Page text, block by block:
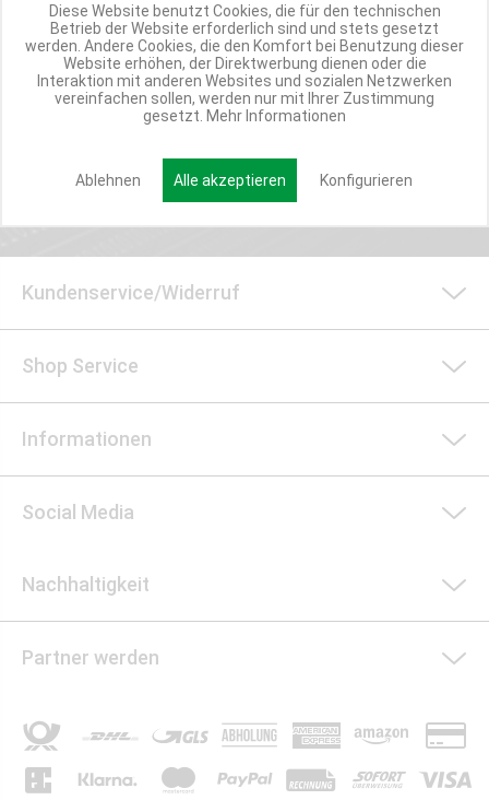
Verpasse nie wieder exklusive Newsletter-Rabatte und Aktionen
E-MAIL*
Kundenservice/Widerruf
Shop Service
Informationen
Social Media
Nachhaltigkeit
Partner werden
Diese Website benutzt Cookies, die für den technischen
Betrieb der Website erforderlich sind und stets gesetzt
werden. Andere Cookies, die den Komfort bei Benutzung dieser
Website erhöhen, der Direktwerbung dienen oder die
Interaktion mit anderen Websites und sozialen Netzwerken
vereinfachen sollen, werden nur mit Ihrer Zustimmung
gesetzt. Mehr Informationen
Ablehnen Alle akzeptieren Konfigurieren